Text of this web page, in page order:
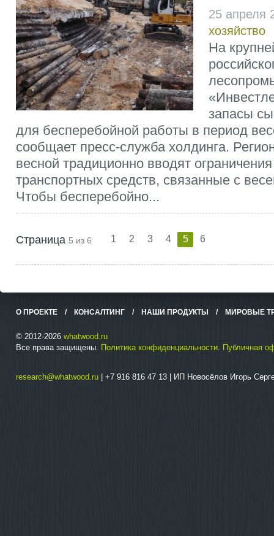
25
хозяйство
На
запасы
для бесперебойной работы в период
сообщает пресс-служба холдинга.
весной традиционно вводят ограничения
транспортных средств, связанные с
Чтобы бесперебойно...
Страница 5 из 6 1 2 3 4 5 6
О ПРОЕКТЕ / КОНСАЛТИНГ / НАШИ ПРОДУКТЫ / МИРОВЫЕ
© 2012-2026 whatwood.ru
Все права защищены. Политика конфиденциальности. Публичная
research@whatwood.ru | +7 916 816 47 13 | ИП Новосёлов Игорь